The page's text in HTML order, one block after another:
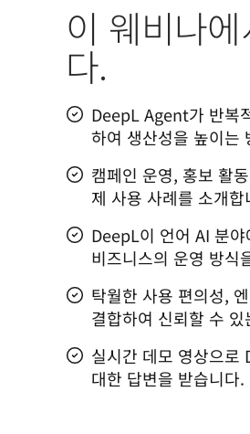
이 웨비나
다.
DeepL Agent가 반복
하여 생산성을 높이는
캠페인 운영, 홍보 활
제 사용 사례를 소개합
DeepL이 언어 AI 분
비즈니스의 운영 방식
탁월한 사용 편의성,
결합하여 신뢰할 수
실시간 데모 영상으로
대한 답변을 받습니다.